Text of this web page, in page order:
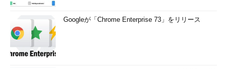
Googleが「Chrome Enterprise 73」をリリース